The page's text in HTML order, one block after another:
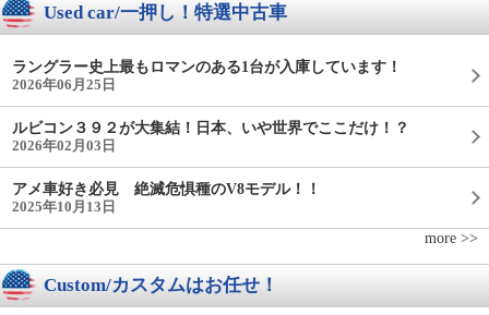
Used car/一押し！特選中古車
ラングラー史上最もロマンのある1台が入庫しています！
2026年06月25日
ルビコン３９２が大集結！日本、いや世界でここだけ！？
2026年02月03日
アメ車好き必見 絶滅危惧種のV8モデル！！
2025年10月13日
more >>
Custom/カスタムはお任せ！